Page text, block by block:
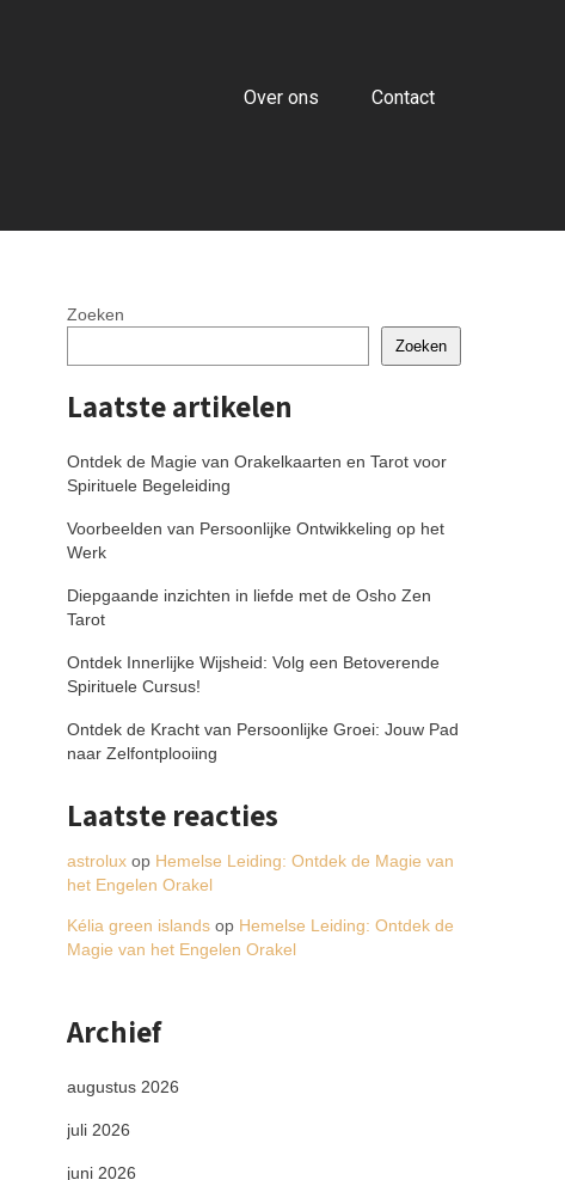
Over ons Contact
Zoeken
Zoeken
Laatste artikelen
Ontdek de Magie van Orakelkaarten en Tarot voor
Spirituele Begeleiding
Voorbeelden van Persoonlijke Ontwikkeling op het
Werk
Diepgaande inzichten in liefde met de Osho Zen
Tarot
Ontdek Innerlijke Wijsheid: Volg een Betoverende
Spirituele Cursus!
Ontdek de Kracht van Persoonlijke Groei: Jouw Pad
naar Zelfontplooiing
Laatste reacties
astrolux op Hemelse Leiding: Ontdek de Magie van
het Engelen Orakel
Kélia green islands op Hemelse Leiding: Ontdek de
Magie van het Engelen Orakel
Archief
augustus 2026
juli 2026
juni 2026